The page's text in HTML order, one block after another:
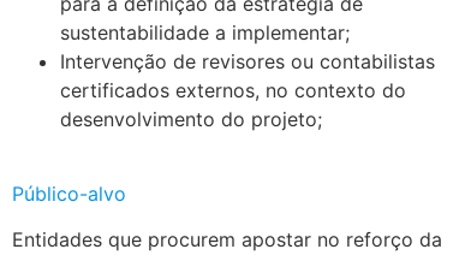
sustentabilidade a implementar;
Intervenção de revisores ou contabilistas
certificados externos, no contexto do
desenvolvimento do projeto;
Público-alvo
Entidades que procurem apostar no reforço da